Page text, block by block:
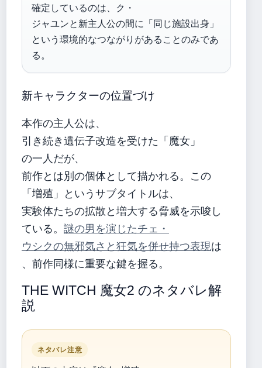
確定しているのは、ク・
ジャユンと新主人公の間に「同じ施設出身」
という環境的なつながりがあることのみであ
る。
新キャラクターの位置づけ
本作の主人公は、
引き続き遺伝子改造を受けた「魔女」
の一人だが、
前作とは別の個体として描かれる。この
「増殖」というサブタイトルは、
実験体たちの拡散と増大する脅威を示唆し
ている。 謎の男を演じたチェ・
ウシクの無邪気さと狂気を併せ持つ表現は
、前作同様に重要な鍵を握る。
THE WITCH 魔女2 のネタバレ解
説
ネタバレ注意